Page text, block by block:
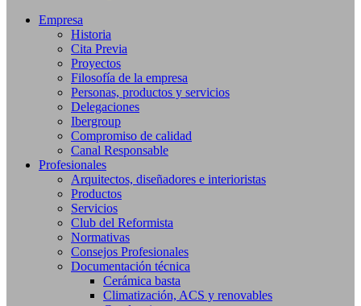
Empresa
Historia
Cita Previa
Proyectos
Filosofía de la empresa
Personas, productos y servicios
Delegaciones
Ibergroup
Compromiso de calidad
Canal Responsable
Profesionales
Arquitectos, diseñadores e interioristas
Productos
Servicios
Club del Reformista
Normativas
Consejos Profesionales
Documentación técnica
Cerámica basta
Climatización, ACS y renovables